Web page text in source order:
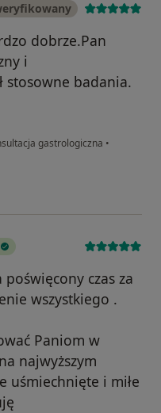
dobrze.Pan
i
stosowne badania.
gastrologiczna •
czas za
wszystkiego .
Paniom w
najwyższym
uśmiechnięte i miłe